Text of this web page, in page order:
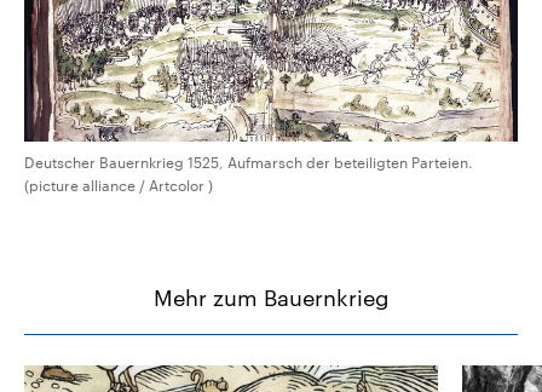
Deutscher Bauernkrieg 1525, Aufmarsch der beteiligten Parteien.
(picture alliance / Artcolor )
Mehr zum Bauernkrieg